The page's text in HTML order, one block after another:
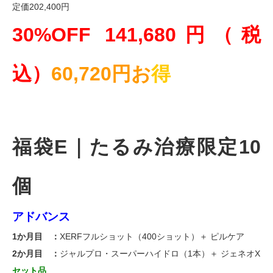
定価202,400円
30%OFF 141,680円（税
込） 60,720円お得
福袋E｜たるみ治療限定10
個
アドバンス
1か月目 ： XERFフルショット（400ショット）＋ ピルケア
2か月目 ： ジャルプロ・スーパーハイドロ（1本）＋ ジェネオX
セット品